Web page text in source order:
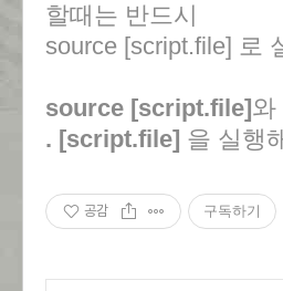
할때는 반드시
source [script.file] 로
source [script.file]와
. [script.file] 을 실행
공감 구독하기